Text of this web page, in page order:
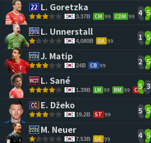
L. Goretzka
3.37B CM 99 CDM 99 4 5
L. Unnerstall
4,080B GK 99 1 5
J. Matip
24B CB 99 2 5
L. Sané
1.39B LM 99 RM 99 CF 99
5 3
E. Džeko
19.2B ST 99 5 5
M. Neuer
7.53B GK 99 4 5